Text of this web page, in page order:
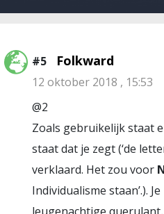
#5 Folkward
12 oktober 2018 , 15:53
@2
Zoals gebruikelijk staat
staat dat je zegt (‘de
verklaard. Het zou voor
Individualisme staan’.).